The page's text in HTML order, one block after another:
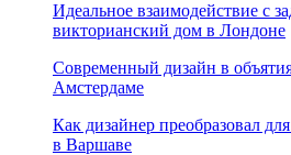
Идеальное взаимодействие с
викторианский дом в Лондоне
Современный дизайн в
Амстердаме
Как дизайнер преобразовал
в Варшаве